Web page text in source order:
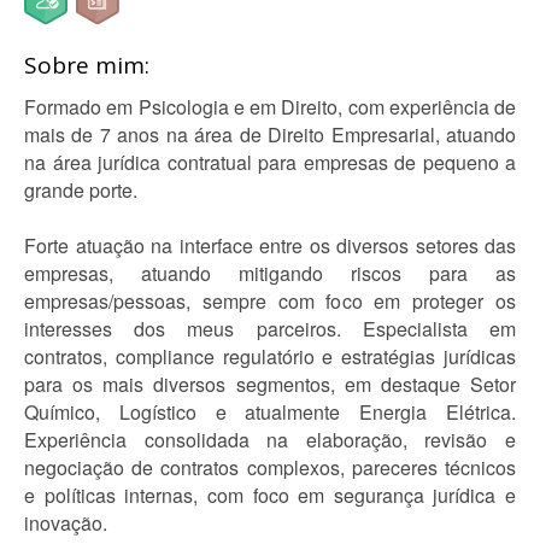
Sobre mim:
Formado em Psicologia e em Direito, com experiência de
mais de 7 anos na área de Direito Empresarial, atuando
na área jurídica contratual para empresas de pequeno a
grande porte.
Forte atuação na interface entre os diversos setores das
empresas, atuando mitigando riscos para as
empresas/pessoas, sempre com foco em proteger os
interesses dos meus parceiros. Especialista em
contratos, compliance regulatório e estratégias jurídicas
para os mais diversos segmentos, em destaque Setor
Químico, Logístico e atualmente Energia Elétrica.
Experiência consolidada na elaboração, revisão e
negociação de contratos complexos, pareceres técnicos
e políticas internas, com foco em segurança jurídica e
inovação.